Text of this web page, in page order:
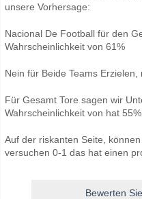
unsere Vorhersage:
Nacional De Football für den
Wahrscheinlichkeit von 61%
Nein für Beide Teams
Für Gesamt Tore sagen wir
Wahrscheinlichkeit von hat 55%
Auf der riskanten Seite,
versuchen 0-1 das hat einen
Bewerten